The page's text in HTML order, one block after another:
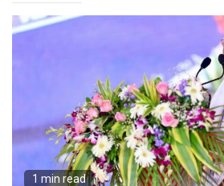
1 min read